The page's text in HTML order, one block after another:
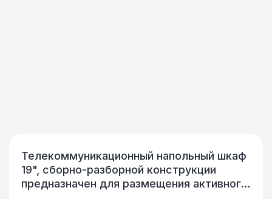
Телекоммуникационный напольный шкаф
19", сборно-разборной конструкции
предназначен для размещения активного